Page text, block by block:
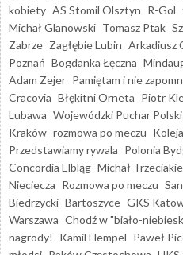
kobiety AS Stomil Olsztyn R-Gol
Michał Glanowski Tomasz Ptak
Zabrze Zagłębie Lubin Arkadiusz
Poznań Bogdanka Łęczna
Adam Zejer Pamiętam i nie
Cracovia Błękitni Orneta Piotr
Lubawa Wojewódzki Puchar Polski
Kraków rozmowa po meczu
Przedstawiamy rywala Polonia
Concordia Elbląg Michał
Nieciecza Rozmowa po meczu
Biedrzycki Bartoszyce GKS
Warszawa Chodź w "biało-
nagrody!
Kamil Hempel Paweł